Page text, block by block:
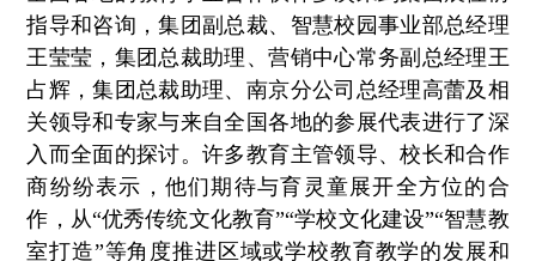
指导和咨询，集团副总裁、智慧校园事业部总经理
王莹莹，集团总裁助理、营销中心常务副总经理王
占辉，集团总裁助理、南京分公司总经理高蕾及相
关领导和专家与来自全国各地的参展代表进行了深
入而全面的探讨。许多教育主管领导、校长和合作
商纷纷表示，他们期待与育灵童展开全方位的合
作，从“优秀传统文化教育”“学校文化建设”“智慧教
室打造”等角度推进区域或学校教育教学的发展和